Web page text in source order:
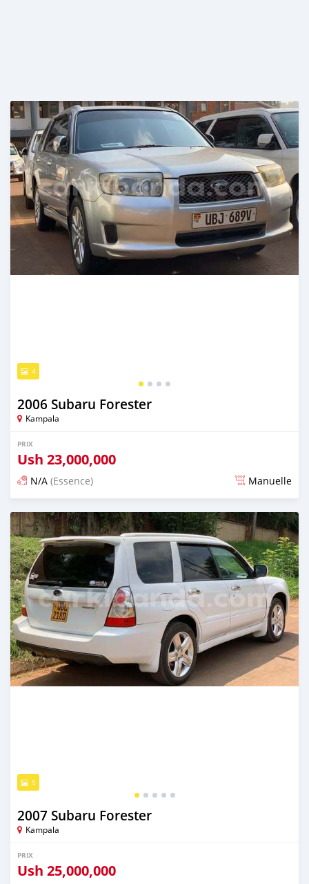
4
2006 Subaru Forester
Kampala
PRIX
Ush 23,000,000
N/A (Essence) Manuelle
Publié il y a 2 jours
5
2007 Subaru Forester
Kampala
PRIX
Ush 25,000,000